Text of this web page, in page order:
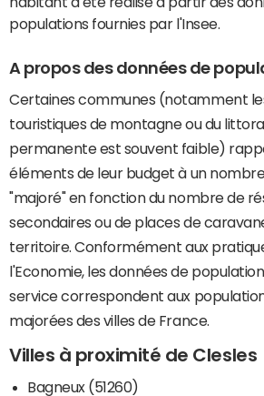
populations fournies par l'Insee.
A propos des données de
Certaines communes (notamment
touristiques de montagne ou du
permanente est souvent faible)
éléments de leur budget à un
"majoré" en fonction du nombre de
secondaires ou de places de
territoire. Conformément aux
l'Economie, les données de
service correspondent aux
majorées des villes de France.
Villes à proximité de Clesles
Bagneux (51260)